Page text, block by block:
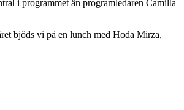
i programmet än programledaren Camilla
bjöds vi på en lunch med Hoda Mirza,